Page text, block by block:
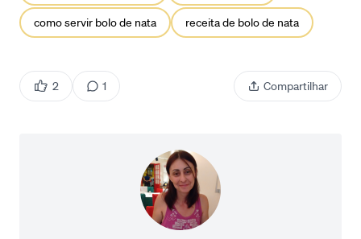
como servir bolo de nata receita de bolo de nata
2 1 Compartilhar